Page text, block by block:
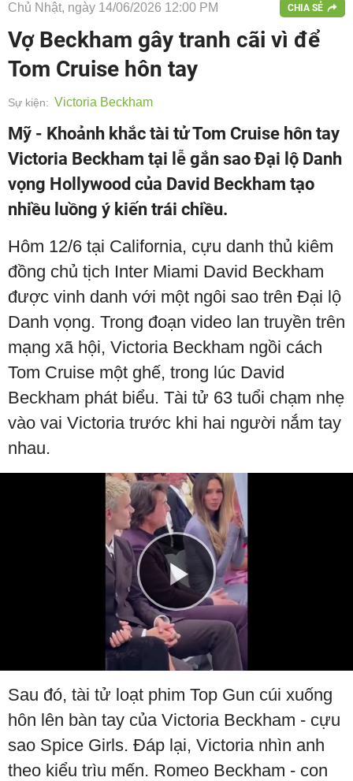
Chủ Nhật, ngày 14/06/2026 12:00 PM CHIA SẺ
Vợ Beckham gây tranh cãi vì để
Tom Cruise hôn tay
Sự kiện: Victoria Beckham
Mỹ - Khoảnh khắc tài tử Tom Cruise hôn tay
Victoria Beckham tại lễ gắn sao Đại lộ Danh
vọng Hollywood của David Beckham tạo
nhiều luồng ý kiến trái chiều.
Hôm 12/6 tại California, cựu danh thủ kiêm
đồng chủ tịch Inter Miami David Beckham
được vinh danh với một ngôi sao trên Đại lộ
Danh vọng. Trong đoạn video lan truyền trên
mạng xã hội, Victoria Beckham ngồi cách
Tom Cruise một ghế, trong lúc David
Beckham phát biểu. Tài tử 63 tuổi chạm nhẹ
vào vai Victoria trước khi hai người nắm tay
nhau.
Play
Video
Sau đó, tài tử loạt phim Top Gun cúi xuống
hôn lên bàn tay của Victoria Beckham - cựu
sao Spice Girls. Đáp lại, Victoria nhìn anh
theo kiểu trìu mến. Romeo Beckham - con